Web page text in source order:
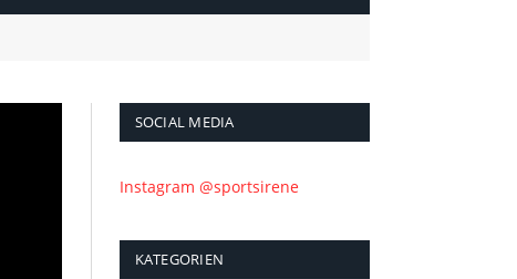
SOCIAL MEDIA
Instagram @sportsirene
KATEGORIEN